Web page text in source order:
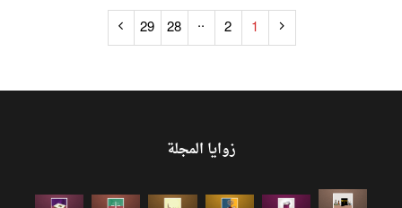
1
2
..
28
29
زوايا المجلة